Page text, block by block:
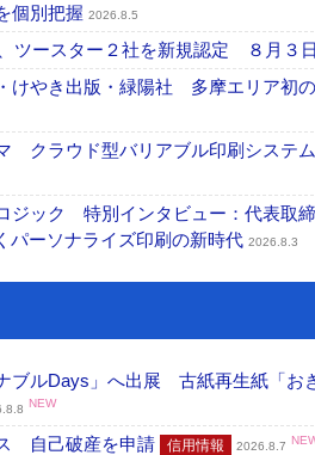
個別把握 2026.8.5
ースター２社を新規認定 ８月３
けやき出版・緑陽社 多摩エリア
クラウド型バリアブル印刷シス
ジック 特別インタビュー：代表
パーソナライズ印刷の新時代 2026.8.3
ルDays」へ出展 古紙再生紙「お
NEW
自己破産を申請 信用情報 2026.8.7